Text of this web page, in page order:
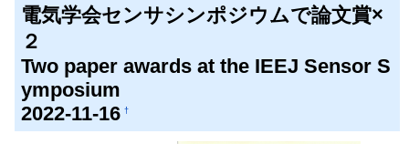
電気学会センサシンポジウムで論文賞×
２
Two paper awards at the IEEJ Sensor S
ymposium
2022-11-16 †